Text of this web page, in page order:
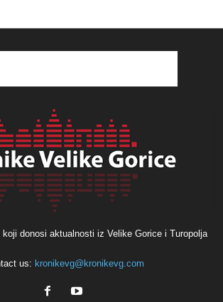
donosi aktualnosti iz Velike Gorice i Turopolja
us: kronikevg@kronikevg.com